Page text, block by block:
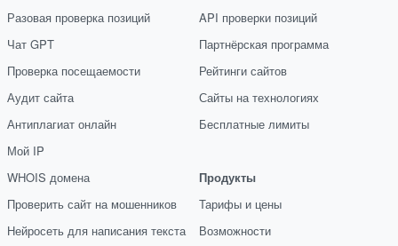
Разовая проверка позиций
Чат GPT
Проверка посещаемости
Аудит сайта
Антиплагиат онлайн
Мой IP
WHOIS домена
Проверить сайт на мошенников
Нейросеть для написания текста
API проверки позиций
Партнёрская программа
Рейтинги сайтов
Сайты на технологиях
Бесплатные лимиты
Продукты
Тарифы и цены
Возможности